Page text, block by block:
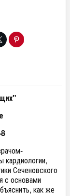
Сеченовского
с основами
как же